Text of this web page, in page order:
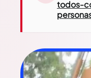
todos-